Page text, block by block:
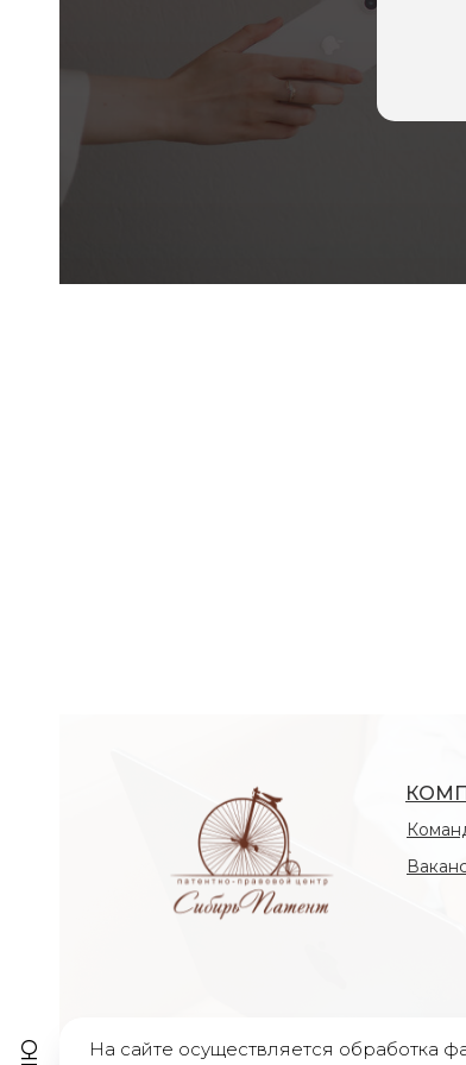
На сайте осуществляется обработка